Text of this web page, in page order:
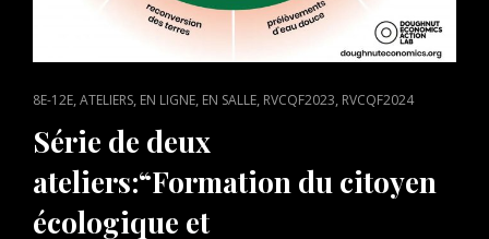
CAT
LINKS
8E-12E,ATELIERS, EN LIGNE, EN SALLE, RVCQF2023, RVCQF2024
Série de deux
ateliers:“Formation du citoyen
écologique et